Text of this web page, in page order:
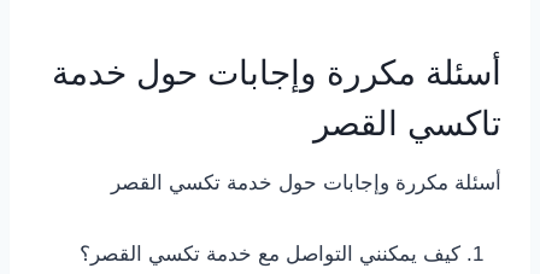
أسئلة مكررة وإجابات حول خدمة
تاكسي القصر
أسئلة مكررة وإجابات حول خدمة تكسي القصر
كيف يمكنني التواصل مع خدمة تكسي القصر؟